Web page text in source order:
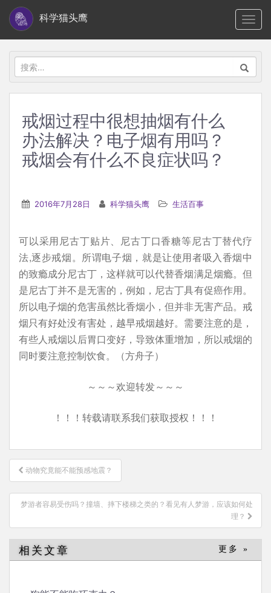
i
科学猫头鹰
搜
索：
戒烟过程中很想抽烟有什么
办法解决？电子烟有用吗？
戒烟会有什么不良症状吗？
2016年7月28日 科学猫头鹰 生活百事
可以采用尼古丁贴片、尼古丁口香糖等尼古丁替代疗
法,逐步戒烟。所谓电子烟，就是让使用者吸入香烟中
的致瘾成分尼古丁，这样就可以代替香烟满足烟瘾。但
是尼古丁并不是无害的，例如，尼古丁具有促癌作用。
所以电子烟的危害虽然比香烟小，但并非无害产品。戒
烟只有好处没有害处，越早戒烟越好。需要注意的是，
有些人戒烟以后胃口变好，导致体重增加，所以戒烟的
同时要注意控制饮食。（方舟子）
～～～欢迎转发～～～
！！！转载请联系我们获取授权！！！
文
章
导
航
动物究竟能不能预感地震？
梦游者容易受伤吗？撞墙、摔下楼梯之类的？看见有人梦游，应该如何处
理？
相关文章 更多 »